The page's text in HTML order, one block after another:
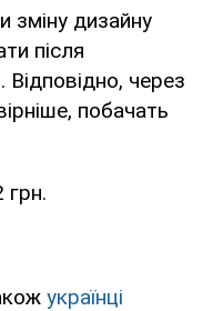
зміну дизайну
після
Відповідно, через
побачать
грн.
українці